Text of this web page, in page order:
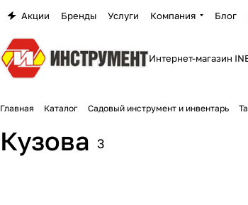
Акции Бренды Услуги Компания Блог
Интернет-магазин
Главная Каталог Садовый инструмент и инвентарь
Кузова 3